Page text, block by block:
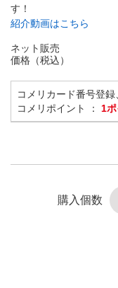
す！
紹介動画はこちら
ネット販売
価格（税込）
コメリカード番号登
コメリポイント ： 1
購入個数